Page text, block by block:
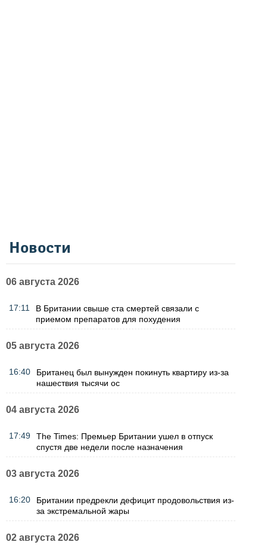
Новости
06 августа 2026
17:11
В Британии свыше ста смертей связали с
приемом препаратов для похудения
05 августа 2026
16:40
Британец был вынужден покинуть квартиру из-за
нашествия тысячи ос
04 августа 2026
17:49
The Times: Премьер Британии ушел в отпуск
спустя две недели после назначения
03 августа 2026
16:20
Британии предрекли дефицит продовольствия из-
за экстремальной жары
02 августа 2026